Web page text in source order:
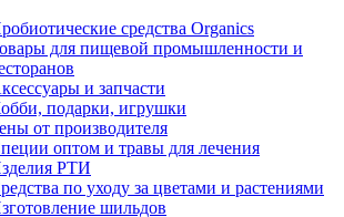
средства Organics
для пищевой промышленности и
и запчасти
подарки, игрушки
от производителя
оптом и травы для лечения
РТИ
по уходу за цветами и растениями
шильдов